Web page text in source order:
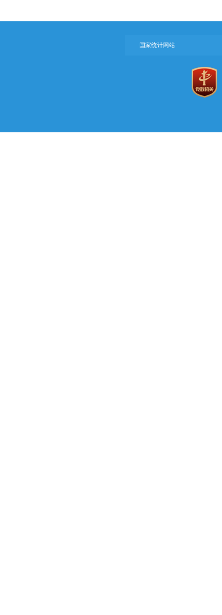
国家统计网站